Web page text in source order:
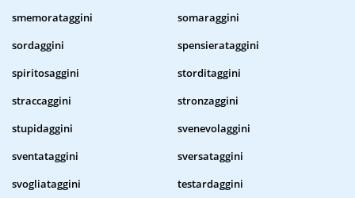
smemorataggini
somaraggini
sordaggini
spensierataggini
spiritosaggini
storditaggini
straccaggini
stronzaggini
stupidaggini
svenevolaggini
sventataggini
sversataggini
svogliataggini
testardaggini